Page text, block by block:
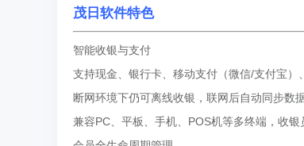
茂日软件特色
智能收银与支付‌
支持现金、银行卡、移动支付（微信/支付宝）
断网环境下仍可离线收银，联网后自动同步数
兼容PC、平板、手机、POS机等多终端，收银